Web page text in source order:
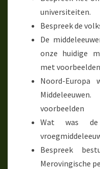
universiteiten.
Bespreek de
De
onze huidige
met
Noord-Europa
voorbeelden
Wat was
Bespreek
Merovingische